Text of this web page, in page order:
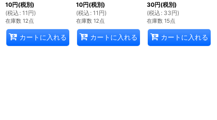
10円(税別)
(税込 : 11 円)
在庫数 12点
カートに入れる
10円(税別)
(税込 : 11 円)
在庫数 12点
カートに入れる
30円(税別)
(税込 : 33円)
在庫数 15点
カートに入れる